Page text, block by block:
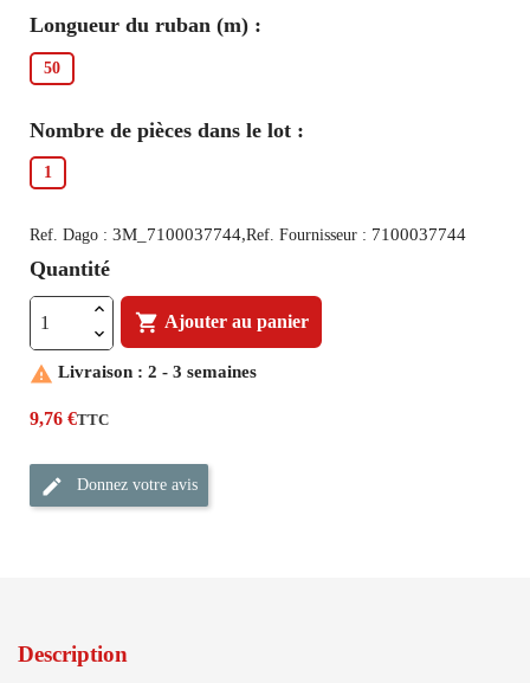
Longueur du ruban (m) :
50
Nombre de pièces dans le lot :
1
Ref. Dago : 3M_7100037744,Ref. Fournisseur : 7100037744
Quantité
 Ajouter au panier
 Livraison : 2 - 3 semaines
9,76 €TTC
Donnez votre avis
Description